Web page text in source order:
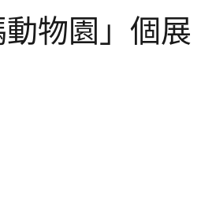
動物園」個展